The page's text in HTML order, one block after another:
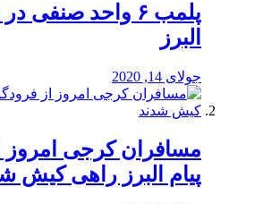
پلمب ۶ واحد
البرز
جولای 14, 2020
مسافران کرجی امروز
پیام البرز راهی کیش